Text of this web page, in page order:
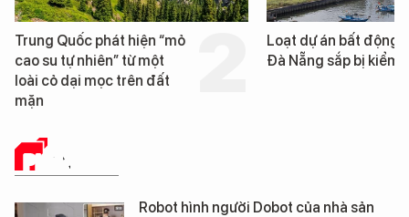
Loạt dự án bất động sản ở
Đà Nẵng sắp bị kiểm tra
Nga xây dựng hơn
km "hành lang chống
PHÂN TÍCH
Robot hình người Dobot của nhà sản